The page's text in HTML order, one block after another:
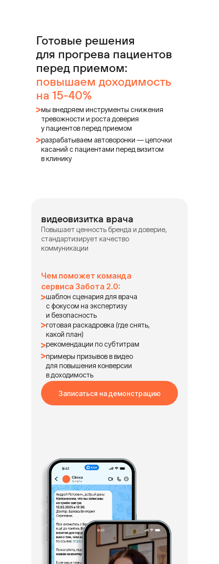
видеовизитка врача
Повышает ценность бренда и доверие,
стандартизирует качество
коммуникации
Чем поможет команда
сервиса Забота 2.0:
шаблон сценария для врача
с фокусом на экспертизу
и безопасность
готовая раскадровка (где снять,
какой план)
рекомендации по субтитрам
примеры призывов в видео
для повышения конверсии
в доходимость
Записаться на демонстрацию
Готовые решения
для прогрева пациентов
перед приемом:
повышаем доходимость
на 15-40%
мы внедряем инструменты снижения
тревожности и роста доверия
у пациентов перед приемом
разрабатываем автоворонки — цепочки
касаний с пациентами перед визитом
в клинику